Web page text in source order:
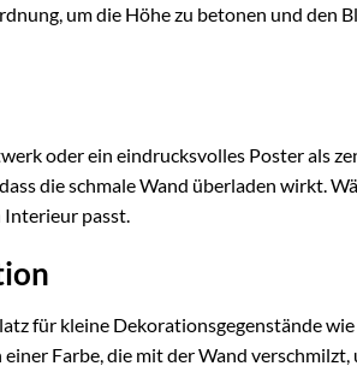
um die Höhe zu betonen und den
oder ein eindrucksvolles Poster als
die schmale Wand überladen wirkt.
passt.
für kleine Dekorationsgegenstände wie
Farbe, die mit der Wand verschmilzt,